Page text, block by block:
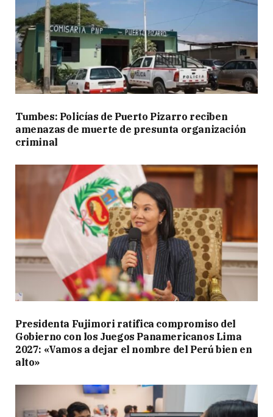
Tumbes: Policías de Puerto Pizarro reciben
amenazas de muerte de presunta organización
criminal
Presidenta Fujimori ratifica compromiso del
Gobierno con los Juegos Panamericanos Lima
2027: «Vamos a dejar el nombre del Perú bien en
alto»